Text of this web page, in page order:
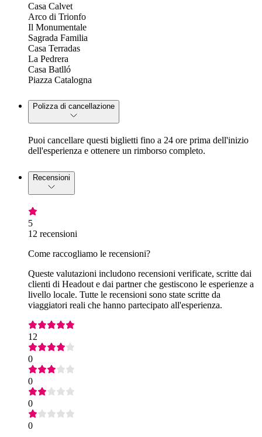
Casa Calvet
Arco di Trionfo
Il Monumentale
Sagrada Familia
Casa Terradas
La Pedrera
Casa Batlló
Piazza Catalogna
Polizza di cancellazione
Puoi cancellare questi biglietti fino a 24 ore prima dell'inizio
dell'esperienza e ottenere un rimborso completo.
Recensioni
5
12 recensioni
Come raccogliamo le recensioni?
Queste valutazioni includono recensioni verificate, scritte dai
clienti di Headout e dai partner che gestiscono le esperienze a
livello locale. Tutte le recensioni sono state scritte da
viaggiatori reali che hanno partecipato all'esperienza.
12
0
0
0
0